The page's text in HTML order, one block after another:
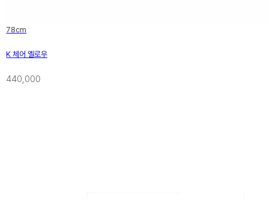
78cm
K 체어 옐로우
440,000